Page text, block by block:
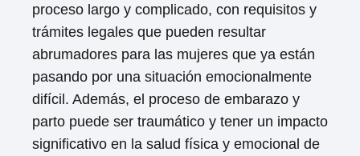
proceso largo y complicado, con requisitos y
trámites legales que pueden resultar
abrumadores para las mujeres que ya están
pasando por una situación emocionalmente
difícil. Además, el proceso de embarazo y
parto puede ser traumático y tener un impacto
significativo en la salud física y emocional de